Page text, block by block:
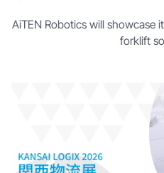
AiTEN Robotics will showcase
forklift